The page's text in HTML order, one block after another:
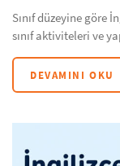
Sınıf düzeyine göre
sınıf aktiviteleri ve
DEVAMINI OKU